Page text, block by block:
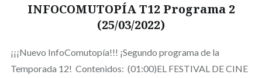
INFOCOMUTOPÍA T12 Programa 2
(25/03/2022)
¡¡¡Nuevo InfoComutopía!!! ¡Segundo programa de la
Temporada 12! Contenidos: (01:00)EL FESTIVAL DE CINE